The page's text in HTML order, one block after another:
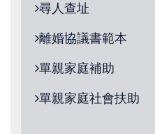
尋人查址
離婚協議書範本
單親家庭補助
單親家庭社會扶助